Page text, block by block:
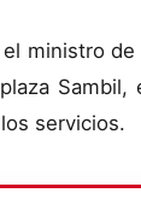
ministro
servicios.